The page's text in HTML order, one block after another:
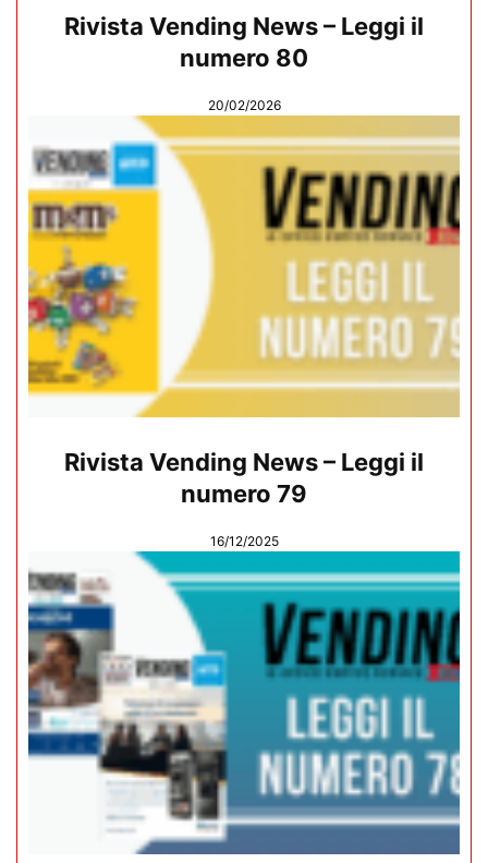
Rivista Vending News – Leggi il
numero 80
20/02/2026
Rivista Vending News – Leggi il
numero 79
16/12/2025